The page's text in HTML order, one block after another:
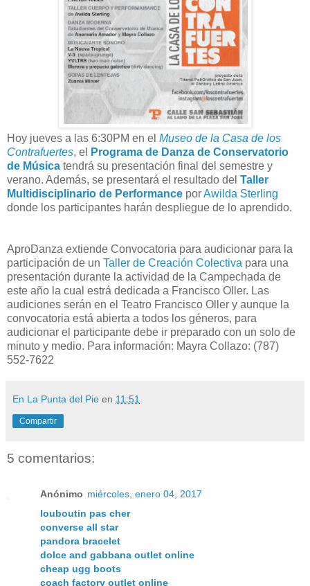
Hoy jueves a las 6:30PM en el Museo de la Casa de los
Contrafuertes, el
Programa de Danza de Conservatorio
de Música tendrá su presentación final del semestre y
verano. Además, se presentará el resultado del Taller
Multidisciplinario de Performance porAwilda Sterling
donde los participantes harán despliegue de lo aprendido.
AproDanza extiende Convocatoria para audicionar para la
participación de un Taller de Creación Colectiva para una
presentación durante la actividad de la Campechada de
este año la cual estrá dedicada a Francisco Oller. Las
audiciones serán en el Teatro Francisco Oller y aunque la
convocatoria está abierta a todos los géneros, para
audicionar el participante debe ir preparado con un solo de
minuto y medio. Para información: Mayra Collazo: (787)
552-7622
En La Punta del Pie en 11:51
Compartir
5 comentarios:
Anónimo miércoles, enero 04, 2017
louboutin pas cher
converse all star
pandora bracelet
dolce and gabbana outlet online
cheap ugg boots
coach factory outlet online